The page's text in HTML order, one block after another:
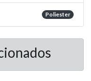
Poliester